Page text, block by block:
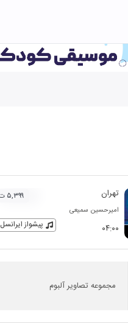
تهران
امیرحسین سمیعی
۰۴:۰۰
۵,۳۹۹ ت
پیشواز ایرانسل
مجموعه تصاویر آلبوم